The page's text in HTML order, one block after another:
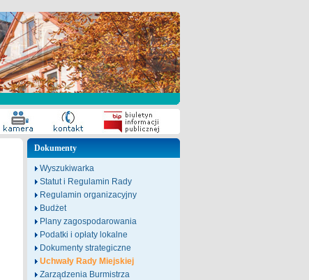
Dokumenty
Wyszukiwarka
Statut i Regulamin Rady
Regulamin organizacyjny
Budżet
Plany zagospodarowania
Podatki i opłaty lokalne
Dokumenty strategiczne
Uchwały Rady Miejskiej
Zarządzenia Burmistrza